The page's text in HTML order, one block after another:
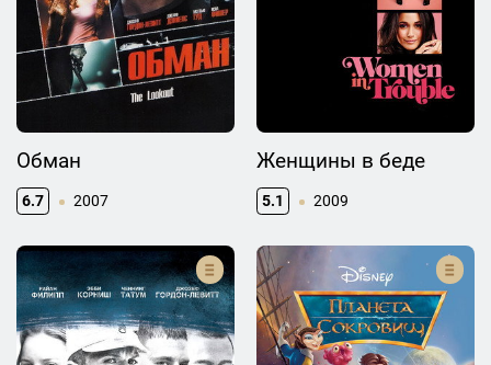
Обман
6.7 2007
Женщины в беде
5.1 2009